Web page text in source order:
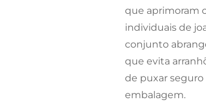
que aprimoram
individuais de
conjunto
que evita
de puxar
embalagem.